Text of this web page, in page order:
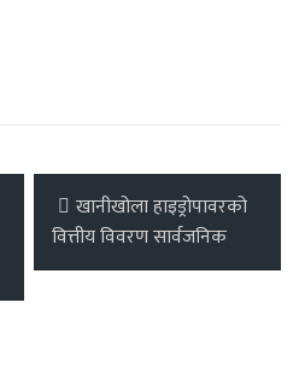
खानीखोला हाइड्रोपावरको
वित्तीय विवरण सार्वजनिक